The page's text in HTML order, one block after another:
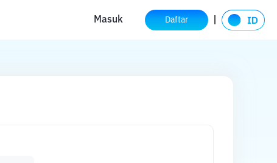
Masuk Daftar